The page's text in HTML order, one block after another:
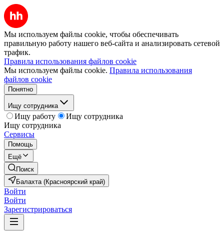
Мы используем файлы cookie, чтобы обеспечивать
правильную работу нашего веб-сайта и анализировать сетевой
трафик.
Правила использования файлов cookie
Мы используем файлы cookie. Правила использования
файлов cookie
Понятно
Ищу сотрудника
Ищу работу
Ищу сотрудника
Ищу сотрудника
Сервисы
Помощь
Ещё
Поиск
Балахта (Красноярский край)
Войти
Войти
Зарегистрироваться